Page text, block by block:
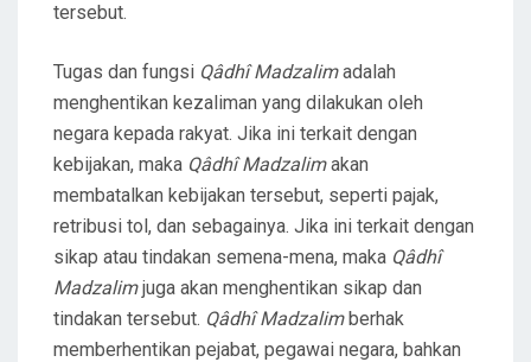
tersebut.
Tugas dan fungsi Qâdhî Madzalimadalah
menghentikan kezaliman yang dilakukan oleh
negara kepada rakyat. Jika ini terkait dengan
kebijakan, maka Qâdhî Madzalimakan
membatalkan kebijakan tersebut, seperti pajak,
retribusi tol, dan sebagainya. Jika ini terkait dengan
sikap atau tindakan semena-mena, maka Qâdhî
Madzalimjuga akan menghentikan sikap dan
tindakan tersebut. Qâdhî Madzalimberhak
memberhentikan pejabat, pegawai negara, bahkan